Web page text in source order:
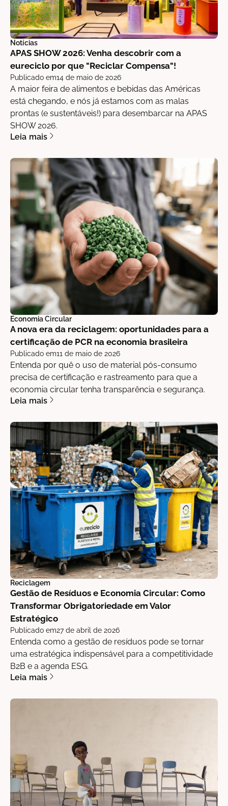
Notícias
APAS SHOW 2026: Venha descobrir com a
eureciclo por que "Reciclar Compensa"!
Publicado em14 de maio de 2026
A maior feira de alimentos e bebidas das Américas
está chegando, e nós já estamos com as malas
prontas (e sustentáveis!) para desembarcar na APAS
SHOW 2026.
Leia mais
Economia Circular
A nova era da reciclagem: oportunidades para a
certificação de PCR na economia brasileira
Publicado em11 de maio de 2026
Entenda por quê o uso de material pós-consumo
precisa de certificação e rastreamento para que a
economia circular tenha transparência e segurança.
Leia mais
Reciclagem
Gestão de Resíduos e Economia Circular: Como
Transformar Obrigatoriedade em Valor
Estratégico
Publicado em27 de abril de 2026
Entenda como a gestão de resíduos pode se tornar
uma estratégica indispensável para a competitividade
B2B e a agenda ESG.
Leia mais